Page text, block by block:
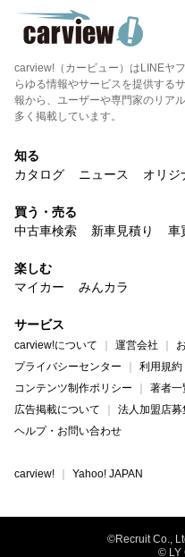
carview!（カービュー）はLINEヤ
らゆる情報やサービスを提供する
報から、ユーザーや専門家のリア
多く掲載しています。
知る
カタログ
ニュース オリジ
買う・売る
中古車検索
新車見積り 車
楽しむ
マイカー
みんカラ
サービス
carview!について 運営会社
プライバシーセンター
利用規約
コンテンツ制作ポリシー
著者一
広告掲載について
法人加盟店募
ヘルプ・お問い合わせ
carview! Yahoo! JAPAN
©Recruit Co.,
© LY